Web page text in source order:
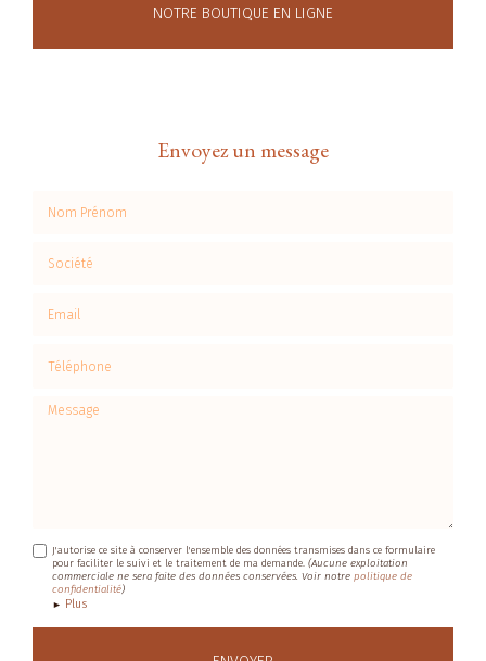
NOTRE BOUTIQUE EN LIGNE
Envoyez un message
Message
J'autorise ce site à conserver l'ensemble des données transmises dans ce formulaire
pour faciliter le suivi et le traitement de ma demande.(Aucune exploitation
commerciale ne sera faite des données conservées. Voir notrepolitique de
confidentialité)
Plus